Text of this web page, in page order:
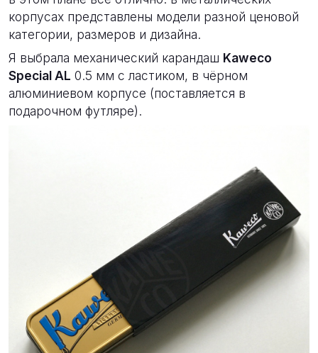
корпусах представлены модели разной ценовой
категории, размеров и дизайна.
Я выбрала механический карандаш Kaweco
Special AL 0.5 мм с ластиком, в чёрном
алюминиевом корпусе (поставляется в
подарочном футляре).